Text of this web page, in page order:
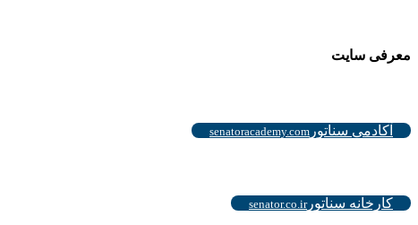
معرفی سایت
آکادمی سناتور senatoracademy.com
کارخانه سناتورsenator.co.ir